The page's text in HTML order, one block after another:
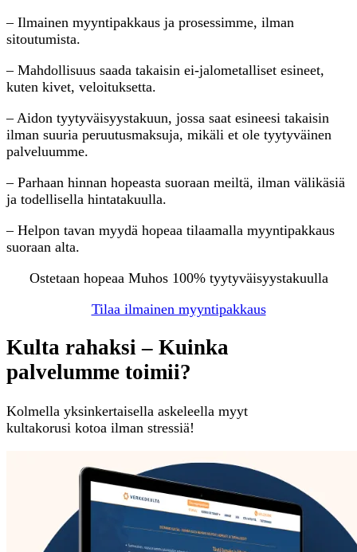
– Ilmainen myyntipakkaus ja prosessimme, ilman
sitoutumista.
– Mahdollisuus saada takaisin ei-jalometalliset esineet,
kuten kivet, veloituksetta.
– Aidon tyytyväisyystakuun, jossa saat esineesi takaisin
ilman suuria peruutusmaksuja, mikäli et ole tyytyväinen
palveluumme.
– Parhaan hinnan hopeasta suoraan meiltä, ilman välikäsiä
ja todellisella hintatakuulla.
– Helpon tavan myydä hopeaa tilaamalla myyntipakkaus
suoraan alta.
Ostetaan hopeaa Muhos 100% tyytyväisyystakuulla
Tilaa ilmainen myyntipakkaus
Kulta rahaksi – Kuinka
palvelumme toimii?
Kolmella yksinkertaisella askeleella myyt
kultakorusi kotoa ilman stressiä!